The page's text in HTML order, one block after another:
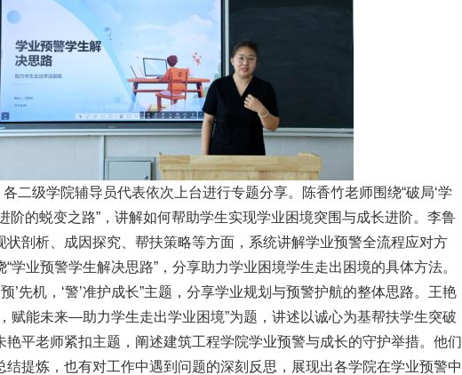
二级学院辅导员代表依次上台进行专题分享。陈香竹老师围绕“破局‘学
阶的蜕变之路”，讲解如何帮助学生实现学业困境突围与成长进阶。李鲁
状剖析、成因探究、帮扶策略等方面，系统讲解学业预警全流程应对方
学业预警学生解决思路”，分享助力学业困境学生走出困境的具体方法。
’先机，‘警’准护成长”主题，分享学业规划与预警护航的整体思路。王艳
赋能未来—助力学生走出学业困境”为题，讲述以诚心为基帮扶学生突破
艳平老师紧扣主题，阐述建筑工程学院学业预警与成长的守护举措。他们
结提炼，也有对工作中遇到问题的深刻反思，展现出各学院在学业预警中